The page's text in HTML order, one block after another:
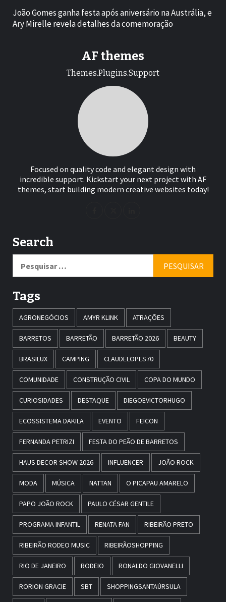
João Gomes ganha festa após aniversário na Austrália, e
Ary Mirelle revela detalhes da comemoração
AF themes
Themes.Plugins.Support
Focused on quality code and elegant design with
incredible support. Kickstart your next project with AF
themes, start building modern creative websites today!
Search
por:
Tags
AGRONEGÓCIOS AMYR KLINK ATRAÇÕES
BARRETOS BARRETÃO BARRETÃO 2026 BEAUTY
BRASILUX CAMPING CLAUDELOPES70
COMUNIDADE CONSTRUÇÃO CIVIL COPA DO MUNDO
CURIOSIDADES DESTAQUE DIEGOEVICTORHUGO
ECOSSISTEMA DAKILA EVENTO FEICON
FERNANDA PETRIZI FESTA DO PEÃO DE BARRETOS
HAUS DECOR SHOW 2026 INFLUENCER JOÃO ROCK
MODA MÚSICA NATTAN O PICAPAU AMARELO
PAPO JOÃO ROCK PAULO CÉSAR GENTILE
PROGRAMA INFANTIL RENATA FAN RIBEIRÃO PRETO
RIBEIRÃO RODEO MUSIC RIBEIRÃOSHOPPING
RIO DE JANEIRO RODEIO RONALDO GIOVANELLI
RORION GRACIE SBT SHOPPINGSANTAÚRSULA